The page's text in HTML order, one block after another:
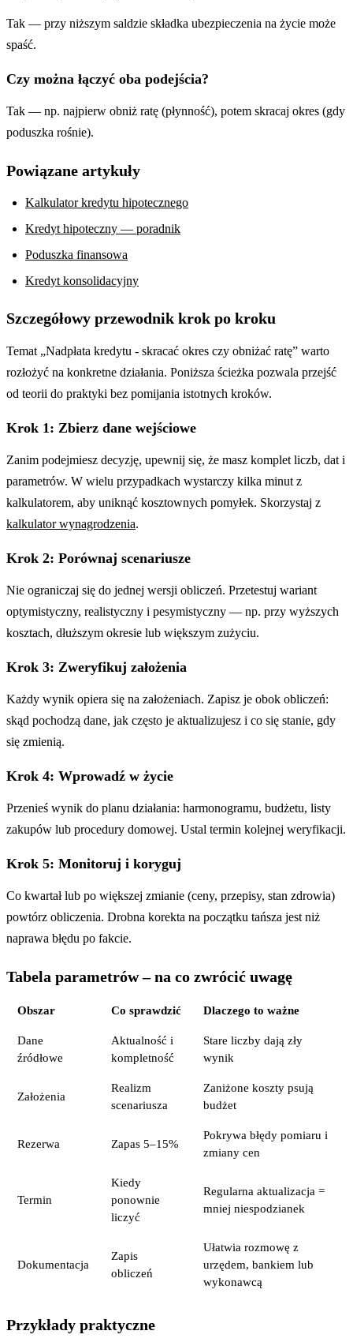
Tak — przy niższym saldzie składka ubezpieczenia na życie może
spaść.
Czy można łączyć oba podejścia?
Tak — np. najpierw obniż ratę (płynność), potem skracaj okres (gdy
poduszka rośnie).
Powiązane artykuły
Kalkulator kredytu hipotecznego
Kredyt hipoteczny — poradnik
Poduszka finansowa
Kredyt konsolidacyjny
Szczegółowy przewodnik krok po kroku
Temat „Nadpłata kredytu - skracać okres czy obniżać ratę” warto
rozłożyć na konkretne działania. Poniższa ścieżka pozwala przejść
od teorii do praktyki bez pomijania istotnych kroków.
Krok 1: Zbierz dane wejściowe
Zanim podejmiesz decyzję, upewnij się, że masz komplet liczb, dat i
parametrów. W wielu przypadkach wystarczy kilka minut z
kalkulatorem, aby uniknąć kosztownych pomyłek. Skorzystaj z
kalkulator wynagrodzenia.
Krok 2: Porównaj scenariusze
Nie ograniczaj się do jednej wersji obliczeń. Przetestuj wariant
optymistyczny, realistyczny i pesymistyczny — np. przy wyższych
kosztach, dłuższym okresie lub większym zużyciu.
Krok 3: Zweryfikuj założenia
Każdy wynik opiera się na założeniach. Zapisz je obok obliczeń:
skąd pochodzą dane, jak często je aktualizujesz i co się stanie, gdy
się zmienią.
Krok 4: Wprowadź w życie
Przenieś wynik do planu działania: harmonogramu, budżetu, listy
zakupów lub procedury domowej. Ustal termin kolejnej weryfikacji.
Krok 5: Monitoruj i koryguj
Co kwartał lub po większej zmianie (ceny, przepisy, stan zdrowia)
powtórz obliczenia. Drobna korekta na początku tańsza jest niż
naprawa błędu po fakcie.
Tabela parametrów – na co zwrócić uwagę
Obszar Co sprawdzić Dlaczego to ważne
Dane
źródłowe
Aktualność i
kompletność
Stare liczby dają zły
wynik
Założenia
Realizm
scenariusza
Zaniżone koszty psują
budżet
Rezerwa Zapas 5–15%
Pokrywa błędy pomiaru i
zmiany cen
Termin
Kiedy
ponownie
liczyć
Regularna aktualizacja =
mniej niespodzianek
Dokumentacja
Zapis
obliczeń
Ułatwia rozmowę z
urzędem, bankiem lub
wykonawcą
Przykłady praktyczne